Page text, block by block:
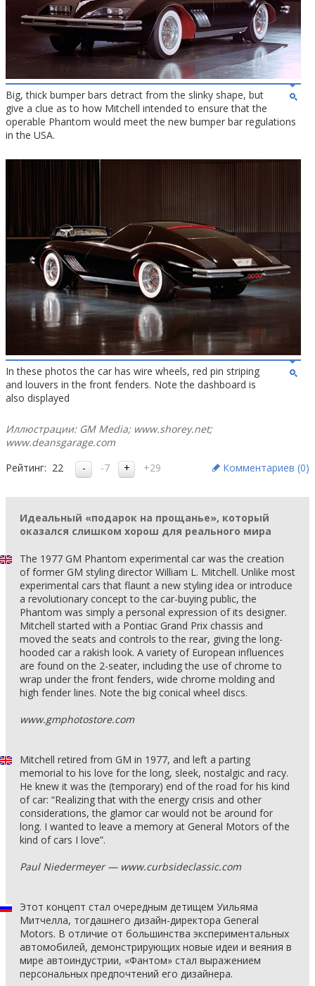
Big, thick bumper bars detract from the slinky shape, but
give a clue as to how Mitchell intended to ensure that the
operable Phantom would meet the new bumper bar regulations
in the USA.
In these photos the car has wire wheels, red pin striping
and louvers in the front fenders. Note the dashboard is
also displayed
Иллюстрации: GM Media; www.shorey.net;
www.deansgarage.com
Рейтинг: 22 -7 +29 Комментариев (0)
Идеальный «подарок на прощанье», который
оказался слишком хорош для реального мира
The 1977 GM Phantom experimental car was the creation
of former GM styling director William L. Mitchell. Unlike most
experimental cars that flaunt a new styling idea or introduce
a revolutionary concept to the car-buying public, the
Phantom was simply a personal expression of its designer.
Mitchell started with a Pontiac Grand Prix chassis and
moved the seats and controls to the rear, giving the long-
hooded car a rakish look. A variety of European influences
are found on the 2-seater, including the use of chrome to
wrap under the front fenders, wide chrome molding and
high fender lines. Note the big conical wheel discs.
www.gmphotostore.com
Mitchell retired from GM in 1977, and left a parting
memorial to his love for the long, sleek, nostalgic and racy.
He knew it was the (temporary) end of the road for his kind
of car: “Realizing that with the energy crisis and other
considerations, the glamor car would not be around for
long. I wanted to leave a memory at General Motors of the
kind of cars I love”.
Paul Niedermeyer — www.curbsideclassic.com
Этот концепт стал очередным детищем Уильяма
Митчелла, тогдашнего дизайн-директора General
Motors. В отличие от большинства экспериментальных
автомобилей, демонстрирующих новые идеи и веяния в
мире автоиндустрии, «Фантом» стал выражением
персональных предпочтений его дизайнера.